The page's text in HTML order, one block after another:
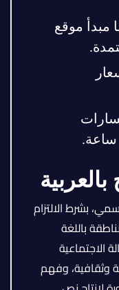
مبدأ موقع
بشرط الالتزام
باللغة
الاجتماعية
وثقافية، وفهم